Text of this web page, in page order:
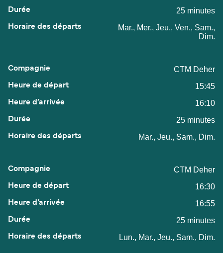
25 minutes
Mar., Mer., Jeu., Ven., Sam.,
Dim.
CTM Deher
15:45
16:10
25 minutes
Mar., Jeu., Sam., Dim.
CTM Deher
16:30
16:55
25 minutes
Lun., Mar., Jeu., Sam., Dim.